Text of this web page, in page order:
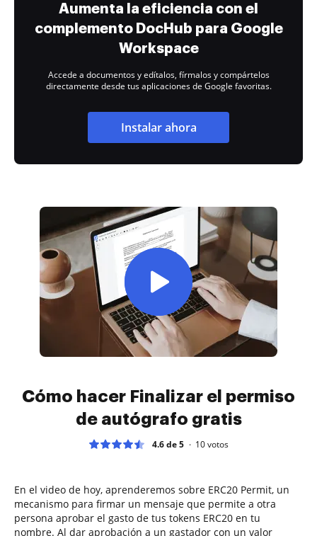
Aumenta la eficiencia con el
complemento DocHub para Google
Workspace
Accede a documentos y edítalos, fírmalos y compártelos
directamente desde tus aplicaciones de Google favoritas.
Instalar ahora
Cómo hacer Finalizar el permiso
de autógrafo gratis
4.6 de 5 10votos
En el video de hoy, aprenderemos sobre ERC20 Permit, un
mecanismo para firmar un mensaje que permite a otra
persona aprobar el gasto de tus tokens ERC20 en tu
nombre. Al dar aprobación a un gastador con un valor